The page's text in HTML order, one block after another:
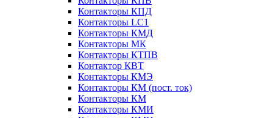
Контакторы КПД
Контакторы LC1
Контакторы КМД
Контакторы МК
Контакторы КТПВ
Контактор КВТ
Контакторы КМЭ
Контакторы КМ (пост. ток)
Контакторы КМ
Контакторы КМИ